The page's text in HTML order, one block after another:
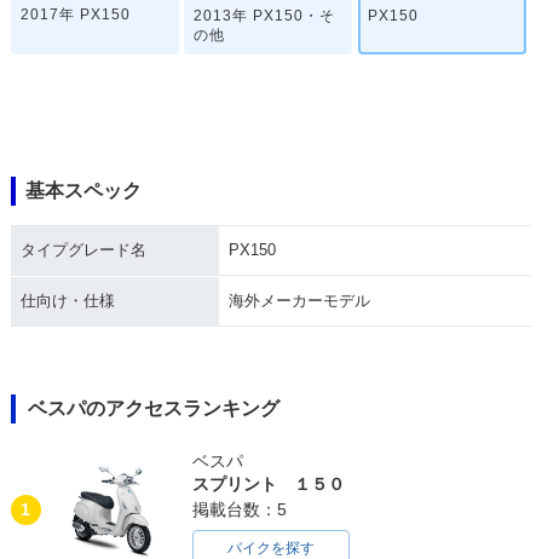
2017年 PX150
2013年 PX150・そ
の他
PX150
基本スペック
タイプグレード名 PX150
仕向け・仕様 海外メーカーモデル
ベスパのアクセスランキング
1
ベスパ
スプリント １５０
掲載台数：5
バイクを探す